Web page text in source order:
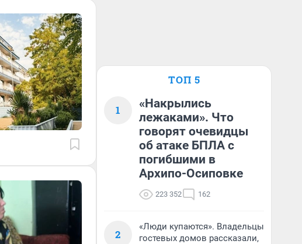
ТОП 5
1
«Накрылись
лежаками». Что
говорят очевидцы
об атаке БПЛА с
погибшими в
Архипо-Осиповке
223 352 162
2
«Люди купаются». Владельцы
гостевых домов рассказали,